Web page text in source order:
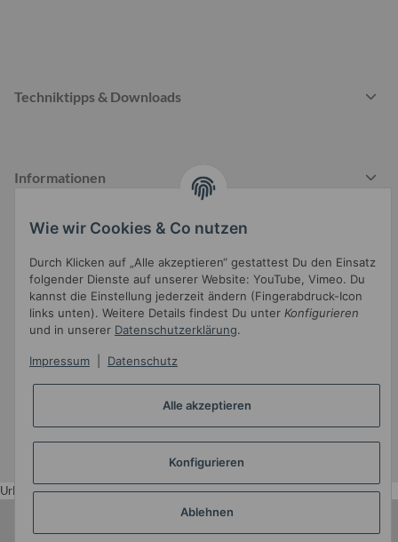
Techniktipps & Downloads
Informationen
Gesetzliche Informationen
• JTL5-Template mit
Wie wir Cookies & Co nutzen
Durch Klicken auf „Alle akzeptieren“ gestattest Du den Einsatz
folgender Dienste auf unserer Website: YouTube, Vimeo. Du
kannst die Einstellung jederzeit ändern (Fingerabdruck-Icon
links unten). Weitere Details findest Du unter Konfigurieren
und in unserer Datenschutzerklärung.
Impressum Datenschutz
Alle akzeptieren
Konfigurieren
Ablehnen
Urlaub